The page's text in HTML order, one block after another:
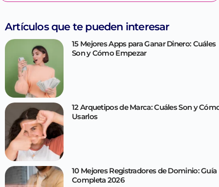
Artículos que te pueden interesar
15 Mejores Apps para Ganar Dinero: Cuáles
Son y Cómo Empezar
12 Arquetipos de Marca: Cuáles Son y
Usarlos
10 Mejores Registradores de Dominio: Guía
Completa 2026